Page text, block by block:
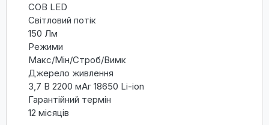
COB LED
Світловий потік
150 Лм
Режими
Макс/Мін/Строб/Вимк
Джерело живлення
3,7 В 2200 мАг 18650 Li-ion
Гарантійний термін
12 місяців